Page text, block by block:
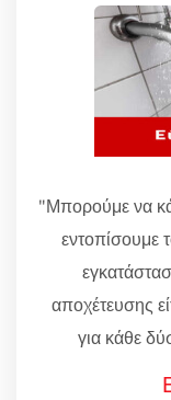
"Μπορούμε να
εντοπίσουμε
αποχέτευσης
για κάθε